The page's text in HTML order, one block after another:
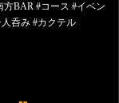
方BAR #コース #イベン
呑み #カクテル